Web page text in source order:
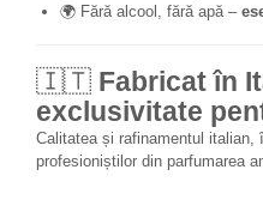
🌍 Fără alcool, fără apă –
🇮🇹 Fabricat în
exclusivitate
Calitatea și rafinamentul italian,
profesioniștilor din parfumarea